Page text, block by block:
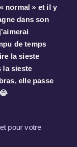
normal » et il y
dans son
de temps
la sieste
la sieste
elle passe
pour votre